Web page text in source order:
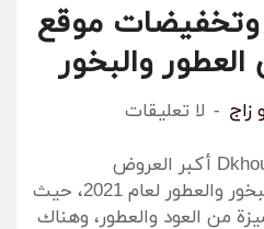
موقع
والبخور
زاج لا تعليقات
يقدم موقع دخون Dkhoun.com أكبر العروض
والخصومات على العود والبخور والعطور لعام 2021، حيث
من العود والعطور، وهناك